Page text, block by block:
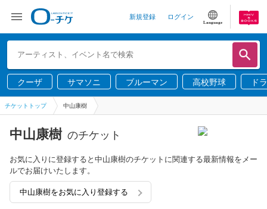
新規登録 ログイン
Language
クーザ サマソニ ブルーマン 高校野球 ド
チケットトップ 中山康樹
中山康樹 のチケット
お気に入りに登録すると中山康樹のチケットに関連する最新情報をメー
ルでお届けいたします。
中山康樹をお気に入り登録する